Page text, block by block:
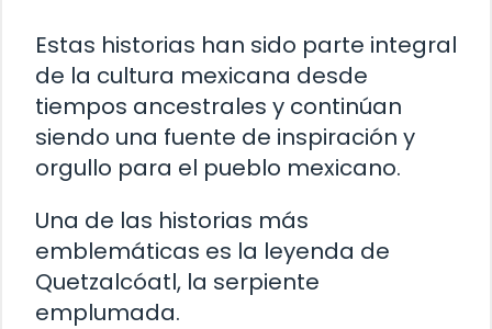
Estas historias han sido parte integral
de la cultura mexicana desde
tiempos ancestrales y continúan
siendo una fuente de inspiración y
orgullo para el pueblo mexicano.
Una de las historias más
emblemáticas es la leyenda de
Quetzalcóatl, la serpiente
emplumada.